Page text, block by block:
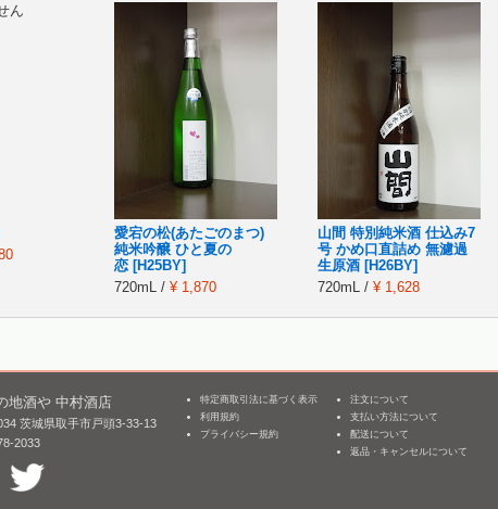
ん
愛宕の松(あたごのまつ)
純米吟醸 ひと夏の
恋 [H25BY]
720mL / ¥ 1,870
山間 特別純米酒 仕込み7
号 かめ口直詰め 無濾過
生原酒 [H26BY]
720mL / ¥ 1,628
地酒や 中村酒店
茨城県取手市戸頭3-33-13
2033
特定商取引法に基づく表示
利用規約
プライバシー規約
注文について
支払い方法について
配送について
返品・キャンセルについて